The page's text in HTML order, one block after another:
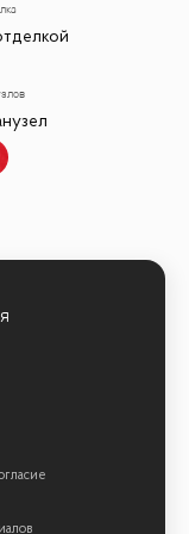
проект в стиле
и
на Кутузовском
доступность
Сити
Удобный съезд
Парк
фасады,